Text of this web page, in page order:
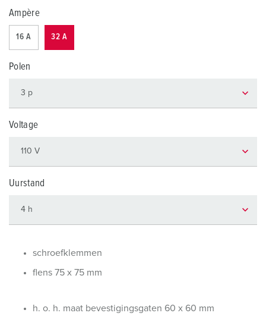
Ampère
16 A 32 A
Polen
Voltage
Uurstand
schroefklemmen
flens 75 x 75 mm
h. o. h. maat bevestigingsgaten 60 x 60 mm